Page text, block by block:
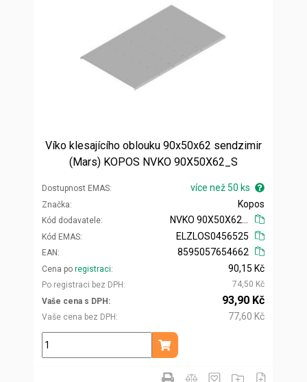
Víko klesajícího oblouku 90x50x62 sendzimir
(Mars) KOPOS NVKO 90X50X62_S
Dostupnost EMAS více než 50 ks
Značka
Kód dodavatele
Kopos
Kód EMAS
EAN
ELZLOS0456525
8595057654662
Cena po registraci
Po registraci bez DPH
90,15 Kč
74,50 Kč
Vaše cena s DPH
Vaše cena bez DPH
93,90 Kč
77,60 Kč
ks
Přidat do košíku